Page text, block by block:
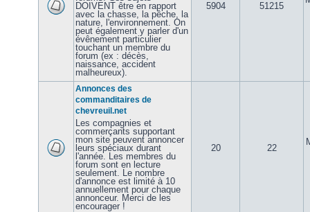
DOIVENT être en rapport
avec la chasse, la pêche, la
nature, l'environnement. On
peut également y parler d'un
évênement particulier
touchant un membre du
forum (ex : décès,
naissance, accident
malheureux).
5904 51215
Annonces des
commanditaires de
chevreuil.net
Les compagnies et
commerçants supportant
mon site peuvent annoncer
leurs spéciaux durant
l'année. Les membres du
forum sont en lecture
seulement. Le nombre
d'annonce est limité à 10
annuellement pour chaque
annonceur. Merci de les
encourager !
20 22